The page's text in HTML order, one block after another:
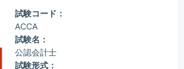
試験コード：
ACCA
試験名：
公認会計士
試験形式：